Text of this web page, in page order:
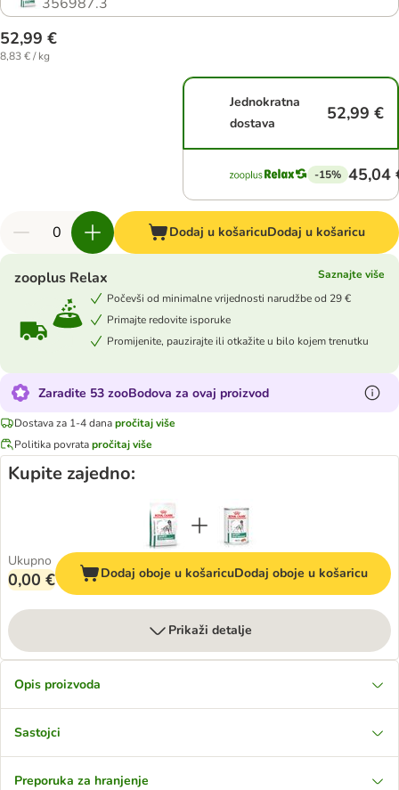
52,99 €
8,83 € / kg
Jednokratna
dostava
52,99 €
-15% 45,04
Dodaj u košaricuDodaj u košaricu
zooplus Relax
Saznajte više
Počevši od minimalne vrijednosti narudžbe od 29 €
Primajte redovite isporuke
Promijenite, pauzirajte ili otkažite u bilo kojem trenutku
Zaradite 53 zooBodova za ovaj proizvod
Dostava za 1-4 danapročitaj više
Politika povratapročitaj više
Kupite zajedno:
Ukupno
0,00 € Dodaj oboje u košaricuDodaj oboje u košaricu
Prikaži detalje
Opis proizvoda
Sastojci
Preporuka za hranjenje